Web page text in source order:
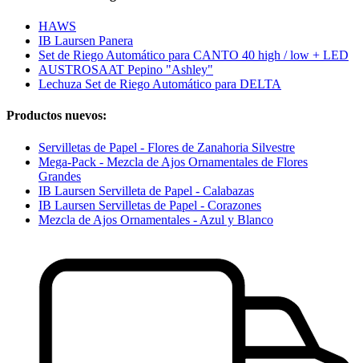
HAWS
IB Laursen Panera
Set de Riego Automático para CANTO 40 high / low + LED
AUSTROSAAT Pepino "Ashley"
Lechuza Set de Riego Automático para DELTA
Productos nuevos:
Servilletas de Papel - Flores de Zanahoria Silvestre
Mega-Pack - Mezcla de Ajos Ornamentales de Flores
Grandes
IB Laursen Servilleta de Papel - Calabazas
IB Laursen Servilletas de Papel - Corazones
Mezcla de Ajos Ornamentales - Azul y Blanco